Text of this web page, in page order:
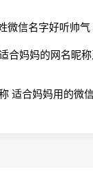
微信名字好听帅气
合妈妈的网名昵称
适合妈妈用的微